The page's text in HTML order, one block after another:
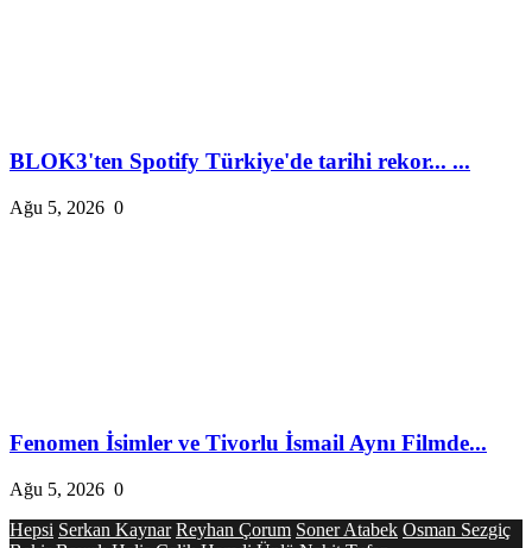
BLOK3'ten Spotify Türkiye'de tarihi rekor... ...
Ağu 5, 2026 0
Fenomen İsimler ve Tivorlu İsmail Aynı Filmde...
Ağu 5, 2026 0
Hepsi Serkan Kaynar Reyhan Çorum Soner Atabek Osman Sezgiç